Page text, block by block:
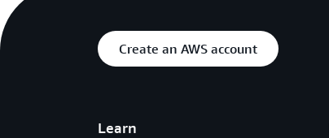
Create an AWS account
Learn